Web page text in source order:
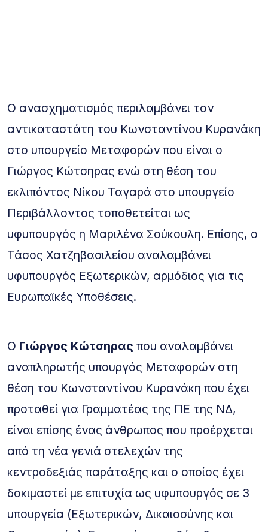
Ο ανασχηματισμός περιλαμβάνει τον
αντικαταστάτη του Κωνσταντίνου Κυρανάκη
στο υπουργείο Μεταφορών που είναι ο
Γιώργος Κώτσηρας ενώ στη θέση του
εκλιπόντος Νίκου Ταγαρά στο υπουργείο
Περιβάλλοντος τοποθετείται ως
υφυπουργός η Μαριλένα Σούκουλη. Επίσης, ο
Τάσος Χατζηβασιλείου αναλαμβάνει
υφυπουργός Εξωτερικών, αρμόδιος για τις
Ευρωπαϊκές Υποθέσεις.
Ο Γιώργος Κώτσηρας που αναλαμβάνει
αναπληρωτής υπουργός Μεταφορών στη
θέση του Κωνσταντίνου Κυρανάκη που έχει
προταθεί για Γραμματέας της ΠΕ της ΝΔ,
είναι επίσης ένας άνθρωπος που προέρχεται
από τη νέα γενιά στελεχών της
κεντροδεξιάς παράταξης και ο οποίος έχει
δοκιμαστεί με επιτυχία ως υφυπουργός σε 3
υπουργεία (Εξωτερικών, Δικαιοσύνης και